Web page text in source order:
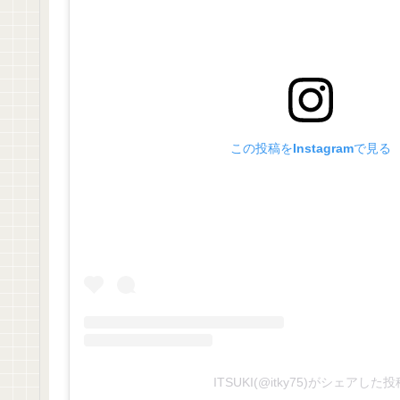
この投稿をInstagramで見る
ITSUKI(@itky75)がシェアした投